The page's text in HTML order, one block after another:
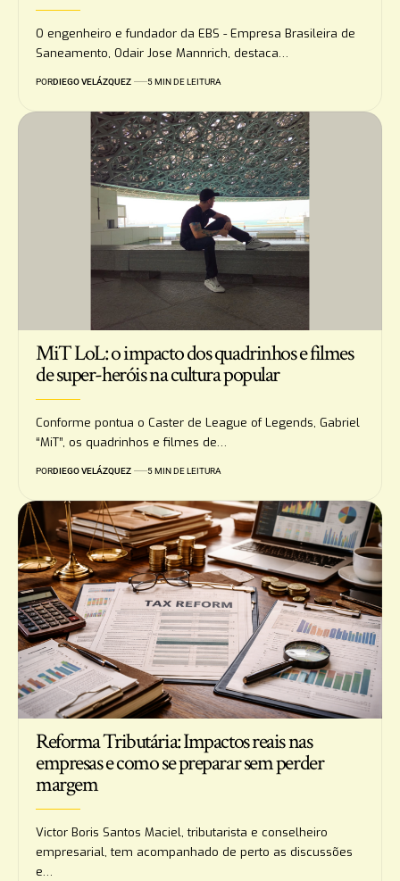
O engenheiro e fundador da EBS - Empresa Brasileira de
Saneamento, Odair Jose Mannrich, destaca…
PORDIEGO VELÁZQUEZ 5 MIN DE LEITURA
MiT LoL: o impacto dos quadrinhos e filmes
de super-heróis na cultura popular
Conforme pontua o Caster de League of Legends, Gabriel
“MiT”, os quadrinhos e filmes de…
PORDIEGO VELÁZQUEZ 5 MIN DE LEITURA
Reforma Tributária: Impactos reais nas
empresas e como se preparar sem perder
margem
Victor Boris Santos Maciel, tributarista e conselheiro
empresarial, tem acompanhado de perto as discussões
e…